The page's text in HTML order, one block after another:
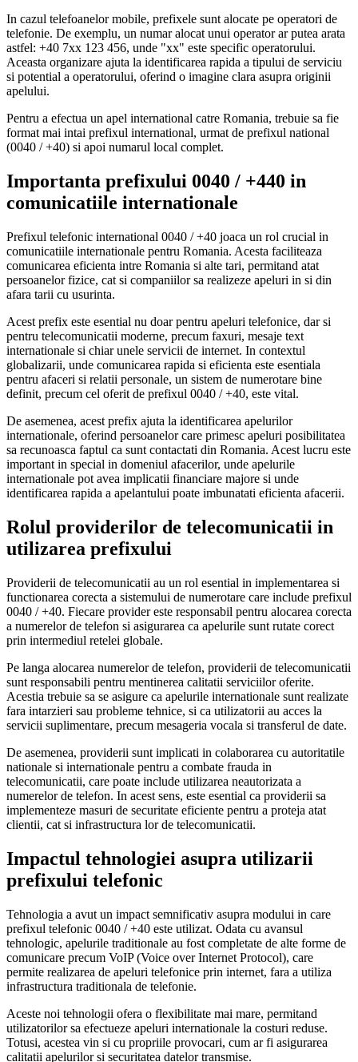
In cazul telefoanelor mobile, prefixele sunt alocate pe operatori de
telefonie. De exemplu, un numar alocat unui operator ar putea arata
astfel: +40 7xx 123 456, unde "xx" este specific operatorului.
Aceasta organizare ajuta la identificarea rapida a tipului de serviciu
si potential a operatorului, oferind o imagine clara asupra originii
apelului.
Pentru a efectua un apel international catre Romania, trebuie sa fie
format mai intai prefixul international, urmat de prefixul national
(0040 / +40) si apoi numarul local complet.
Importanta prefixului 0040 / +440 in
comunicatiile internationale
Prefixul telefonic international 0040 / +40 joaca un rol crucial in
comunicatiile internationale pentru Romania. Acesta faciliteaza
comunicarea eficienta intre Romania si alte tari, permitand atat
persoanelor fizice, cat si companiilor sa realizeze apeluri in si din
afara tarii cu usurinta.
Acest prefix este esential nu doar pentru apeluri telefonice, dar si
pentru telecomunicatii moderne, precum faxuri, mesaje text
internationale si chiar unele servicii de internet. In contextul
globalizarii, unde comunicarea rapida si eficienta este esentiala
pentru afaceri si relatii personale, un sistem de numerotare bine
definit, precum cel oferit de prefixul 0040 / +40, este vital.
De asemenea, acest prefix ajuta la identificarea apelurilor
internationale, oferind persoanelor care primesc apeluri posibilitatea
sa recunoasca faptul ca sunt contactati din Romania. Acest lucru este
important in special in domeniul afacerilor, unde apelurile
internationale pot avea implicatii financiare majore si unde
identificarea rapida a apelantului poate imbunatati eficienta afacerii.
Rolul providerilor de telecomunicatii in
utilizarea prefixului
Providerii de telecomunicatii au un rol esential in implementarea si
functionarea corecta a sistemului de numerotare care include prefixul
0040 / +40. Fiecare provider este responsabil pentru alocarea corecta
a numerelor de telefon si asigurarea ca apelurile sunt rutate corect
prin intermediul retelei globale.
Pe langa alocarea numerelor de telefon, providerii de telecomunicatii
sunt responsabili pentru mentinerea calitatii serviciilor oferite.
Acestia trebuie sa se asigure ca apelurile internationale sunt realizate
fara intarzieri sau probleme tehnice, si ca utilizatorii au acces la
servicii suplimentare, precum mesageria vocala si transferul de date.
De asemenea, providerii sunt implicati in colaborarea cu autoritatile
nationale si internationale pentru a combate frauda in
telecomunicatii, care poate include utilizarea neautorizata a
numerelor de telefon. In acest sens, este esential ca providerii sa
implementeze masuri de securitate eficiente pentru a proteja atat
clientii, cat si infrastructura lor de telecomunicatii.
Impactul tehnologiei asupra utilizarii
prefixului telefonic
Tehnologia a avut un impact semnificativ asupra modului in care
prefixul telefonic 0040 / +40 este utilizat. Odata cu avansul
tehnologic, apelurile traditionale au fost completate de alte forme de
comunicare precum VoIP (Voice over Internet Protocol), care
permite realizarea de apeluri telefonice prin internet, fara a utiliza
infrastructura traditionala de telefonie.
Aceste noi tehnologii ofera o flexibilitate mai mare, permitand
utilizatorilor sa efectueze apeluri internationale la costuri reduse.
Totusi, acestea vin si cu propriile provocari, cum ar fi asigurarea
calitatii apelurilor si securitatea datelor transmise.